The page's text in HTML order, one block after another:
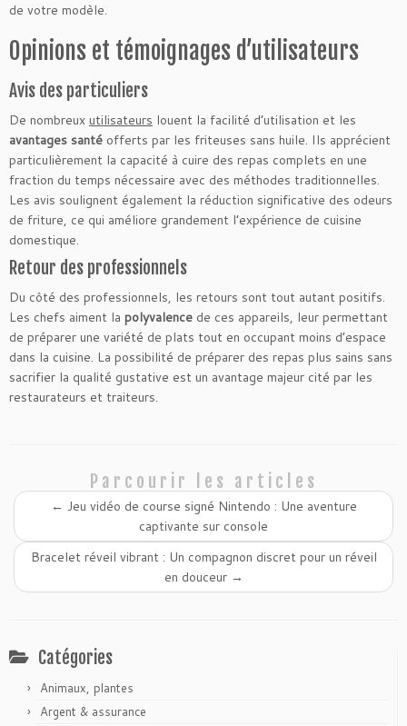
de votre modèle.
Opinions et témoignages d’utilisateurs
Avis des particuliers
De nombreux utilisateurs louent la facilité d’utilisation et les
avantages santé offerts par les friteuses sans huile. Ils apprécient
particulièrement la capacité à cuire des repas complets en une
fraction du temps nécessaire avec des méthodes traditionnelles.
Les avis soulignent également la réduction significative des odeurs
de friture, ce qui améliore grandement l’expérience de cuisine
domestique.
Retour des professionnels
Du côté des professionnels, les retours sont tout autant positifs.
Les chefs aiment la polyvalence de ces appareils, leur permettant
de préparer une variété de plats tout en occupant moins d’espace
dans la cuisine. La possibilité de préparer des repas plus sains sans
sacrifier la qualité gustative est un avantage majeur cité par les
restaurateurs et traiteurs.
Parcourir les articles
← Jeu vidéo de course signé Nintendo : Une aventure
captivante sur console
Bracelet réveil vibrant : Un compagnon discret pour un réveil
en douceur →
Catégories
Animaux, plantes
Argent & assurance